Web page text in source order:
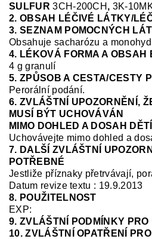
SULFUR3CH-200CH , 3K-
2. OBSAH LÉČIVÉ LÁTKY/
3. SEZNAM POMOCNÝCH
Obsahuje sacharózu a
4. LÉKOVÁ FORMA A OBSAH
4 g granulí
5. ZPŮSOB A CESTA/CESTY
Perorální podání.
6. ZVLÁŠTNÍ UPOZORNĚNÍ,
MUSÍ BÝT UCHOVÁVÁN
MIMO DOHLED A DOSAH DĚTÍ
Uchovávejte mimo dohled a
7. DALŠÍ ZVLÁŠTNÍ
POTŘEBNÉ
Jestliže příznaky přetrvávají,
Datum revize textu : 19.9.2013
8. POUŽITELNOST
EXP:
9. ZVLÁŠTNÍ PODMÍNKY PRO
10. ZVLÁŠTNÍ OPATŘENÍ